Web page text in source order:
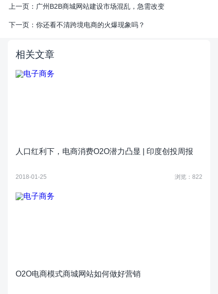
上一页： 广州B2B商城网站建设市场混乱，急需改变
下一页： 你还看不清跨境电商的火爆现象吗？
相关文章
人口红利下，电商消费O2O潜力凸显 | 印度创投周报
2018-01-25 浏览：822
O2O电商模式商城网站如何做好营销